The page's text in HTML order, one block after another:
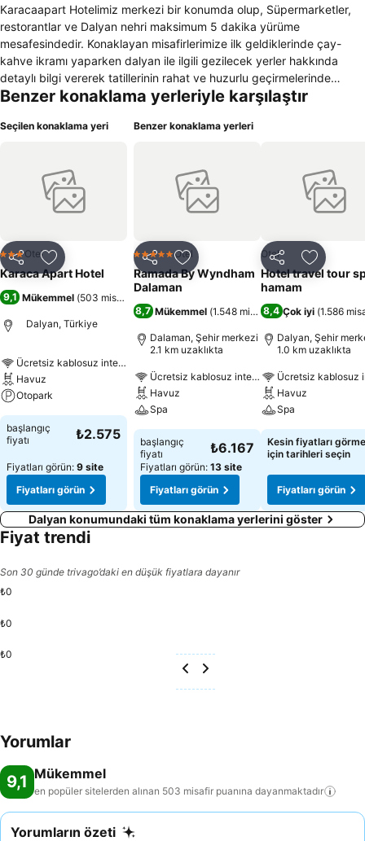
Karacaapart Hotelimiz merkezi bir konumda olup, Süpermarketler,
restorantlar ve Dalyan nehri maksimum 5 dakika yürüme
mesafesindedir. Konaklayan misafirlerimize ilk geldiklerinde çay-
kahve ikramı yaparken dalyan ile ilgili gezilecek yerler hakkında
detaylı bilgi vererek tatillerinin rahat ve huzurlu geçirmelerinde
yardımcı olmaktayız.
Benzer konaklama yerleriyle karşılaştır
Seçilen konaklama yeri
Paylaş Favorilerime ekle
3 YıldızOtel
Karaca Apart Hotel
9,1 Mükemmel (503 misafir puanı
Dalyan, Türkiye
Ücretsiz kablosuz internet
Havuz
Otopark
başlangıç
fiyatı
₺2.575
Fiyatları görün: 9 site
Fiyatları görün
Benzer konaklama yerleri
Paylaş Favorilerime ekle
5 Yıldız Otel
Ramada By Wyndham
Dalaman
8,7 Mükemmel (1.548 misafir puanı)
Dalaman, Şehir merkezi
2.1 km uzaklıkta
Ücretsiz kablosuz internet
Havuz
Spa
başlangıç
fiyatı
₺6.167
Fiyatları görün: 13 site
Fiyatları görün
Paylaş
Otel
Hotel travel tour
hamam
8,4 Çok iyi (1.586
Dalyan, Şehir
1.0 km uzaklıkta
Ücretsiz kablosuz
Havuz
Spa
Kesin fiyatları
için tarihleri seçin
Fiyatları görün
Dalyan konumundaki tüm konaklama yerlerini göster
Fiyat trendi
Son 30 günde trivago’daki en düşük fiyatlara dayanır
₺0
₺0
₺0
Yorumlar
9,1 Mükemmel
en popüler sitelerden alınan 503 misafir puanına dayanmaktadır
Yorumların özeti